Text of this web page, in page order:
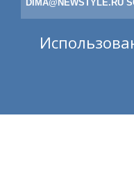
DIMA@NEWSTYLE.RU